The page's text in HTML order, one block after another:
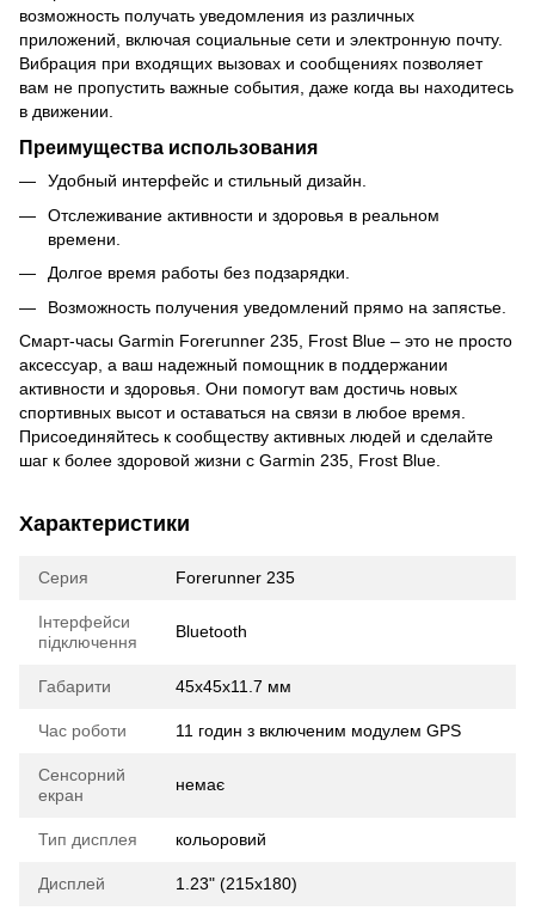
возможность получать уведомления из различных
приложений, включая социальные сети и электронную почту.
Вибрация при входящих вызовах и сообщениях позволяет
вам не пропустить важные события, даже когда вы находитесь
в движении.
Преимущества использования
Удобный интерфейс и стильный дизайн.
Отслеживание активности и здоровья в реальном
времени.
Долгое время работы без подзарядки.
Возможность получения уведомлений прямо на запястье.
Смарт-часы Garmin Forerunner 235, Frost Blue – это не просто
аксессуар, а ваш надежный помощник в поддержании
активности и здоровья. Они помогут вам достичь новых
спортивных высот и оставаться на связи в любое время.
Присоединяйтесь к сообществу активных людей и сделайте
шаг к более здоровой жизни с Garmin 235, Frost Blue.
Характеристики
Серия Forerunner 235
Інтерфейси
підключення
Bluetooth
Габарити 45x45x11.7 мм
Час роботи 11 годин з включеним модулем GPS
Сенсорний
екран
немає
Тип дисплея кольоровий
Дисплей 1.23" (215x180)